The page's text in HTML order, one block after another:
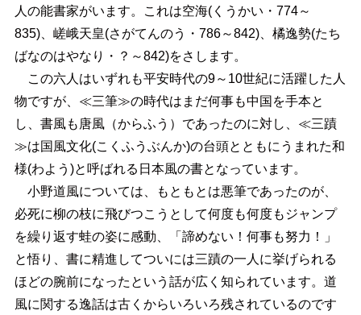
人の能書家がいます。これは空海(くうかい・774～
835)、嵯峨天皇(さがてんのう・786～842)、橘逸勢(たち
ばなのはやなり・？～842)をさします。
この六人はいずれも平安時代の9～10世紀に活躍した人
物ですが、≪三筆≫の時代はまだ何事も中国を手本と
し、書風も唐風（からふう）であったのに対し、≪三蹟
≫は国風文化(こくふうぶんか)の台頭とともにうまれた和
様(わよう)と呼ばれる日本風の書となっています。
小野道風については、もともとは悪筆であったのが、
必死に柳の枝に飛びつこうとして何度も何度もジャンプ
を繰り返す蛙の姿に感動、「諦めない！何事も努力！」
と悟り、書に精進してついには三蹟の一人に挙げられる
ほどの腕前になったという話が広く知られています。道
風に関する逸話は古くからいろいろ残されているのです